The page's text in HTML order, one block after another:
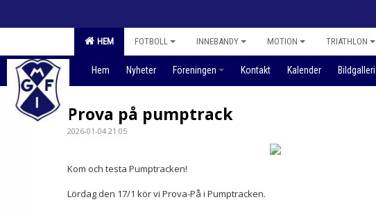
HEM FOTBOLL INNEBANDY MOTION TRIATHLON
Hem Nyheter Föreningen Kontakt Kalender Bildgalleri
Prova på pumptrack
2026-01-04 21:05
Kom och testa Pumptracken!
Lördag den 17/1 kör vi Prova-På i Pumptracken.